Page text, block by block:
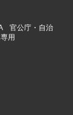
官公庁・自治
用